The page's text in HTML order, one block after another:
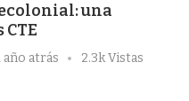
una
año atrás 2.3k Vistas